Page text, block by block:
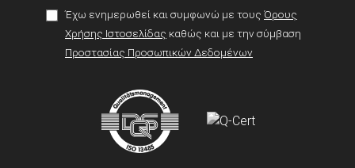
Έχω ενημερωθεί και συμφωνώ με τους Όρους
Χρήσης Ιστοσελίδας καθώς και με την σύμβαση
Προστασίας Προσωπικών Δεδομένων